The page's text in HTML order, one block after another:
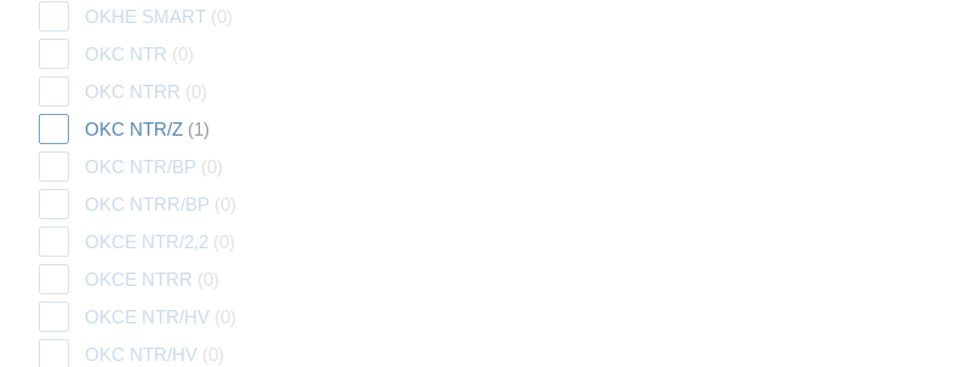
OKHE SMART (0)
OKC NTR (0)
OKC NTRR (0)
OKC NTR/Z (1)
OKC NTR/BP (0)
OKC NTRR/BP (0)
OKCE NTR/2,2 (0)
OKCE NTRR (0)
OKCE NTR/HV (0)
OKC NTR/HV (0)